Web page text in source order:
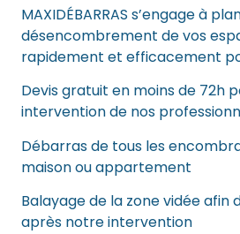
MAXIDÉBARRAS s’engage à
désencombrement de vos
rapidement et efficacement
Devis gratuit en moins de 72h
intervention de nos
Débarras de tous les
maison ou appartement
Balayage de la zone vidée afin
après notre intervention